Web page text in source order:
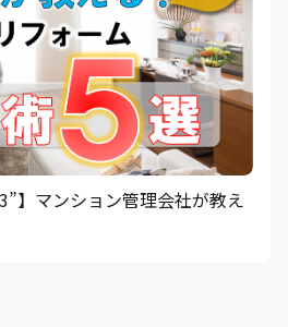
】マンション管理会社が教え